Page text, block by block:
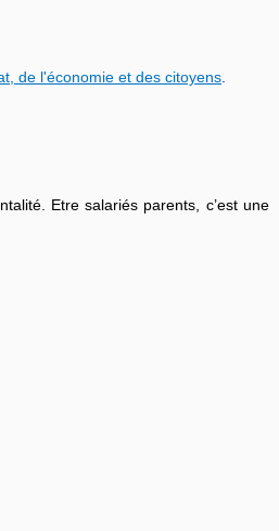
de l'économie et des citoyens.
Etre salariés parents, c’est une